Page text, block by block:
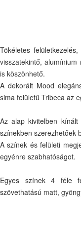
Tökéletes
visszatekintő,
is köszönhető.
A dekorált Mood
sima felületű Tribeca az
Az alap kivitelben
színekben szerezhetőek
A színek és felületi
egyénre szabhatóságot.
Egyes színek 4 féle
szövethatású matt,